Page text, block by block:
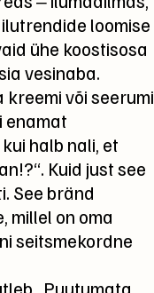
loomise
ühe koostisosa
vesinaba.
kreemi või seerumi
enamat
halb nali, et
Kuid just see
See bränd
millel on oma
seitsmekordne
„Puutumata